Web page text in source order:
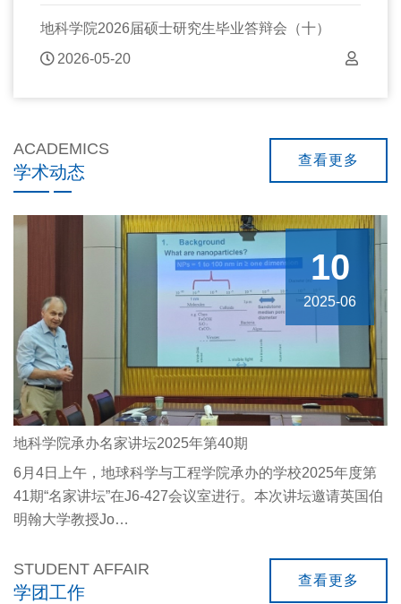
地科学院2026届硕士研究生毕业答辩会（十）
2026-05-20
ACADEMICS
学术动态
查看更多
10
2025-06
地科学院承办名家讲坛2025年第40期
6月4日上午，地球科学与工程学院承办的学校2025年度第
41期“名家讲坛”在J6-427会议室进行。本次讲坛邀请英国伯
明翰大学教授Jo…
STUDENT AFFAIR
学团工作
查看更多